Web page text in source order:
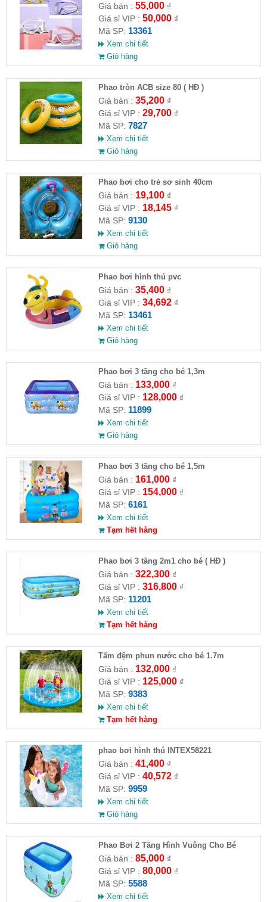
Giá bán : 55,000₫
Giá sỉ VIP : 50,000₫
Mã SP: 13361
Xem chi tiết
Giỏ hàng
Phao tròn ACB size 80 ( HĐ )
Giá bán : 35,200₫
Giá sỉ VIP : 29,700₫
Mã SP: 7827
Xem chi tiết
Giỏ hàng
Phao bơi cho trẻ sơ sinh 40cm
Giá bán : 19,100₫
Giá sỉ VIP : 18,145₫
Mã SP: 9130
Xem chi tiết
Giỏ hàng
Phao bơi hình thú pvc
Giá bán : 35,400₫
Giá sỉ VIP : 34,692₫
Mã SP: 13461
Xem chi tiết
Giỏ hàng
Phao bơi 3 tầng cho bé 1,3m
Giá bán : 133,000₫
Giá sỉ VIP : 128,000₫
Mã SP: 11899
Xem chi tiết
Giỏ hàng
Phao bơi 3 tầng cho bé 1,5m
Giá bán : 161,000₫
Giá sỉ VIP : 154,000₫
Mã SP: 6161
Xem chi tiết
Tạm hết hàng
Phao bơi 3 tầng 2m1 cho bé ( HĐ )
Giá bán : 322,300₫
Giá sỉ VIP : 316,800₫
Mã SP: 11201
Xem chi tiết
Tạm hết hàng
Tấm đệm phun nước cho bé 1.7m
Giá bán : 132,000₫
Giá sỉ VIP : 125,000₫
Mã SP: 9383
Xem chi tiết
Tạm hết hàng
phao bơi hình thú INTEX58221
Giá bán : 41,400₫
Giá sỉ VIP : 40,572₫
Mã SP: 9959
Xem chi tiết
Giỏ hàng
Phao Bơi 2 Tầng Hình Vuông Cho Bé
Giá bán : 85,000₫
Giá sỉ VIP : 80,000₫
Mã SP: 5588
Xem chi tiết